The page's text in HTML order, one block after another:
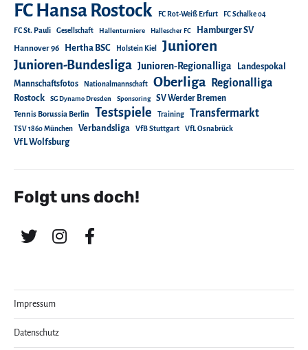
FC Hansa Rostock FC Rot-Weiß Erfurt FC Schalke 04
FC St. Pauli Gesellschaft Hallenturniere Hallescher FC Hamburger SV
Hannover 96 Hertha BSC Holstein Kiel Junioren
Junioren-Bundesliga Junioren-Regionalliga
Landespokal
Mannschaftsfotos
Nationalmannschaft Oberliga Regionalliga
Rostock SG Dynamo Dresden Sponsoring SV Werder Bremen
Tennis Borussia Berlin Testspiele Training Transfermarkt
TSV 1860 München Verbandsliga VfB Stuttgart VfL Osnabrück
VfL Wolfsburg
Folgt uns doch!
Impressum
Datenschutz